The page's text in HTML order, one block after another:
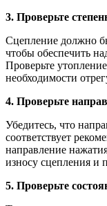
3. Проверьте
Сцепление должно
чтобы обеспечить
Проверьте
необходимости
4. Проверьте
Убедитесь, что
соответствует
направление
износу сцепления и
5. Проверьте